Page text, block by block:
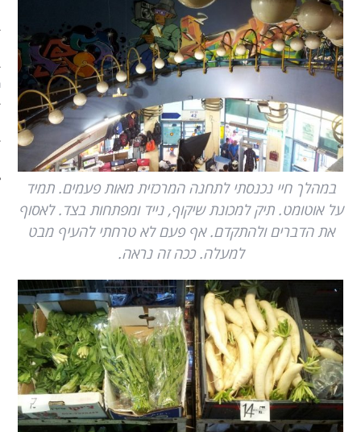
אודות
אודות האתר
ספרים מומלצים – רשימה
ספרים מומלצים – רשימה שניה
צור קשר
במהלך חיי נכנסתי לתחנה המרכזית מאות פעמים. תמיד
על אוטומט. תיק למכונת שיקוף, נייד ומפתחות בצד. לאסוף
את הדברים ולהתקדם. אף פעם לא טרחתי להעיף מבט
למעלה. ככה זה נראה.